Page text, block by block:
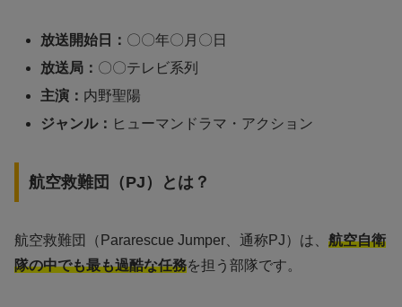
放送開始日： 〇〇年〇月〇日
放送局： 〇〇テレビ系列
主演： 内野聖陽
ジャンル： ヒューマンドラマ・アクション
航空救難団（PJ）とは？
航空救難団（Pararescue Jumper、通称PJ）は、 航空自衛
隊の中でも最も過酷な任務を担う部隊です。